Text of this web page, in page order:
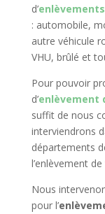
d’enlèvements
: automobile,
autre véhicule
VHU, brûlé et
Pour pouvoir
d’enlèvement
suffit de nous
interviendrons
départements
l’enlèvement
Nous
pour l’